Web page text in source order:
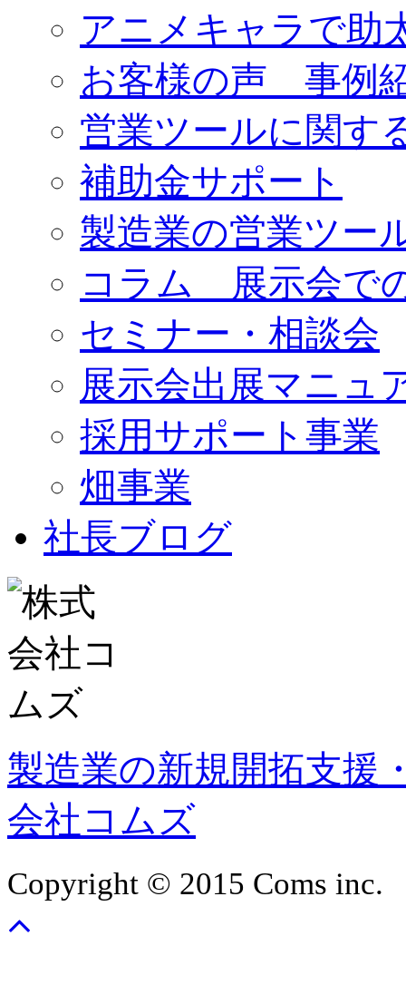
アニメキャラで助
お客様の声 事例
営業ツールに関す
補助金サポート
製造業の営業ツー
コラム 展示会で
セミナー・相談会
展示会出展マニュ
採用サポート事業
畑事業
社長ブログ
製造業の新規開拓支援
会社コムズ
Copyright © 2015 Coms inc.